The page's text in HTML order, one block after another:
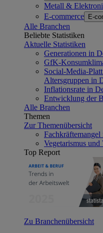
Metall &
E-commerce E-
Alle Branchen
Beliebte Statistiken
Aktuelle Statistiken
Generationen in
GfK-
Social-Media-
Altersgruppen in
Inflationsrate in
Entwicklung der
Alle Branchen
Themen
Zur Themenübersicht
Vegetarismus
Top Report
Zu Branchenübersicht